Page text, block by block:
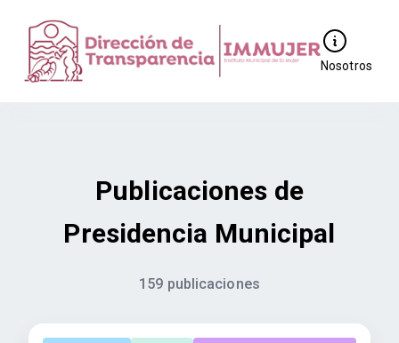
Nosotros
Publicaciones de
Presidencia Municipal
159 publicaciones